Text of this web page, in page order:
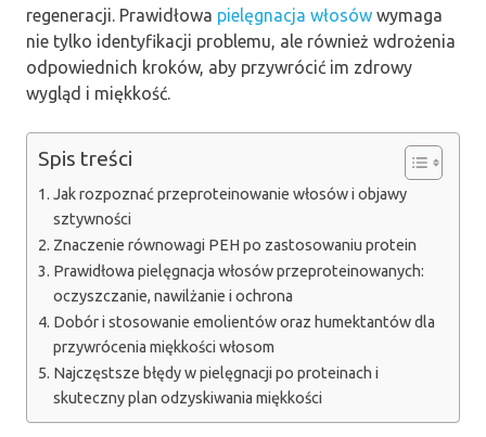
regeneracji. Prawidłowa pielęgnacja włosów wymaga
nie tylko identyfikacji problemu, ale również wdrożenia
odpowiednich kroków, aby przywrócić im zdrowy
wygląd i miękkość.
Spis treści
Jak rozpoznać przeproteinowanie włosów i objawy
sztywności
Znaczenie równowagi PEH po zastosowaniu protein
Prawidłowa pielęgnacja włosów przeproteinowanych:
oczyszczanie, nawilżanie i ochrona
Dobór i stosowanie emolientów oraz humektantów dla
przywrócenia miękkości włosom
Najczęstsze błędy w pielęgnacji po proteinach i
skuteczny plan odzyskiwania miękkości